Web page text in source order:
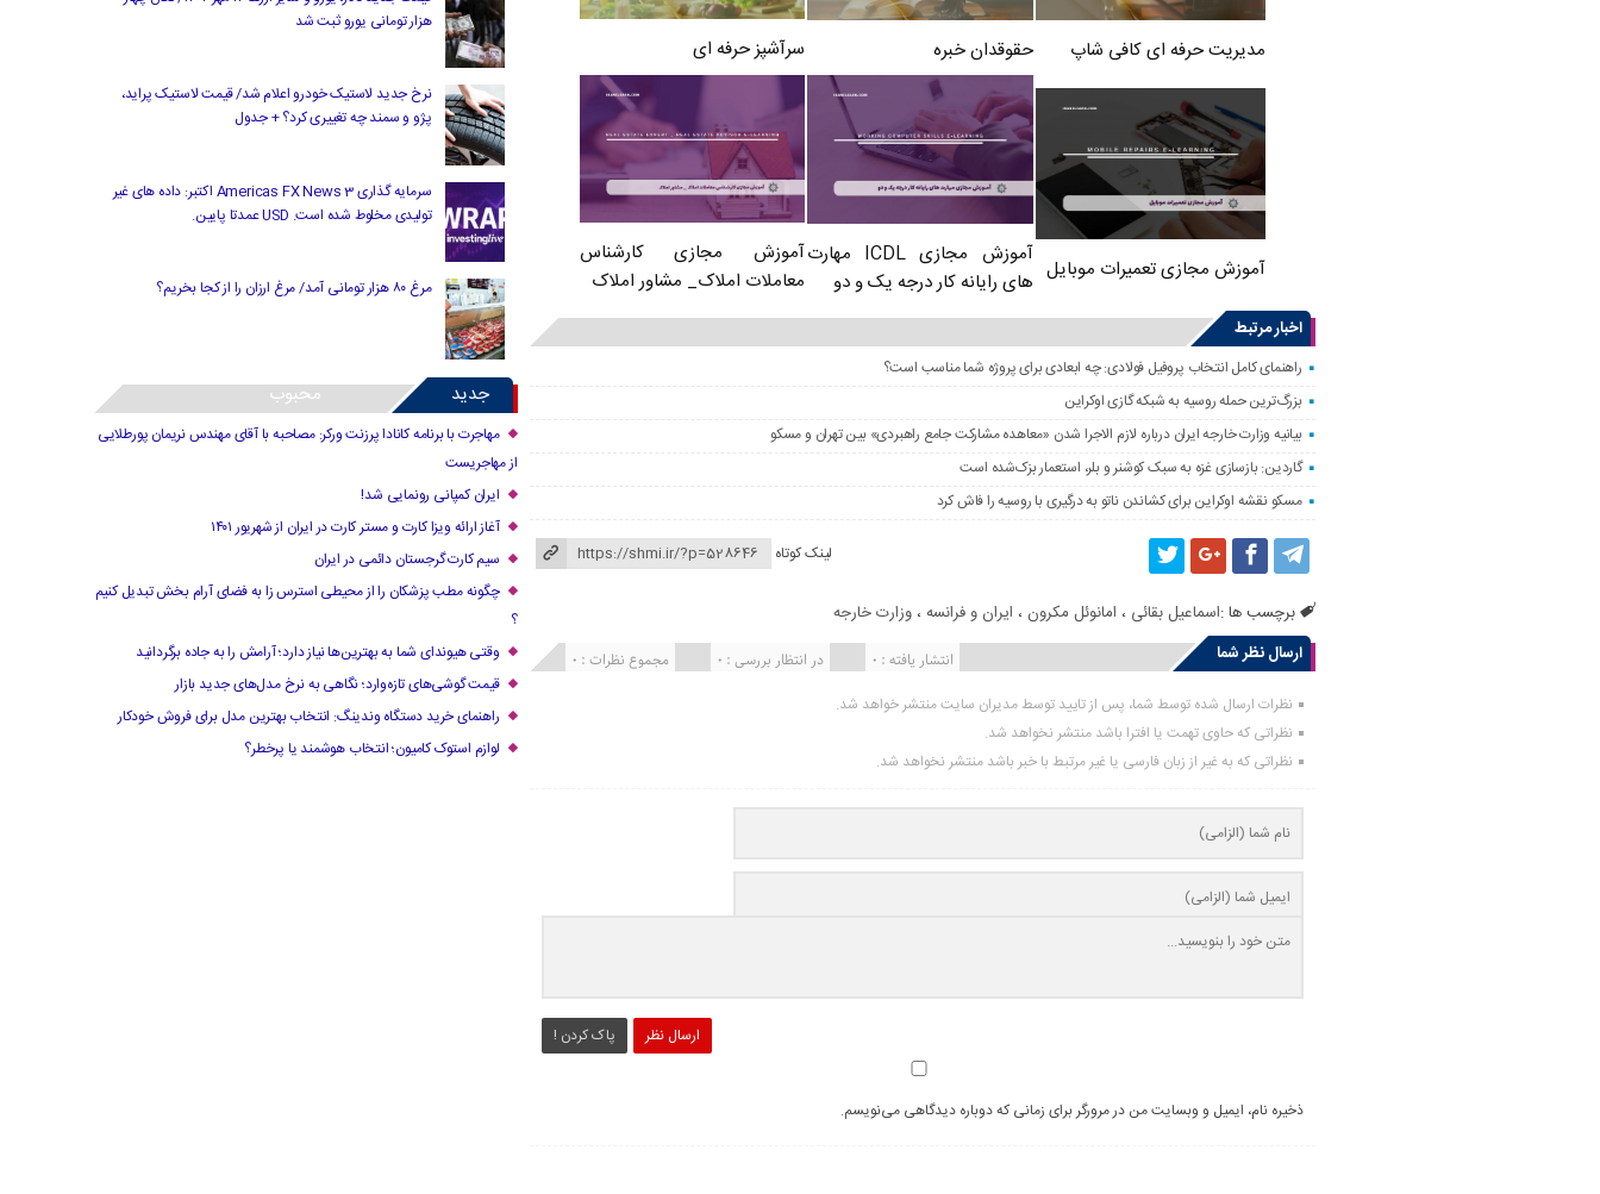
مدیریت حرفه ای کافی شاپ حقوقدان خبره سرآشپز حرفه ای
آموزش مجازی تعمیرات موبایل
آموزش مجازی ICDL مهارت
های رایانه کار درجه یک و دو
آموزش مجازی کارشناس
معاملات املاک_ مشاور املاک
اخبار مرتبط
راهنمای کامل انتخاب پروفیل فولادی: چه ابعادی برای پروژه شما مناسب است؟
بزرگ‌ترین حمله روسیه به شبکه گازی اوکراین
بیانیه وزارت خارجه ایران درباره لازم‌ الاجرا شدن «معاهده مشارکت جامع راهبردی» بین تهران و مسکو
گاردین: بازسازی غزه به سبک کوشنر و بلر، استعمار بزک‌شده است
مسکو نقشه اوکراین برای کشاندن ناتو به درگیری با روسیه را فاش کرد
لینک کوتاه
برچسب ها :اسماعیل بقائی ، امانوئل مکرون ، ایران و فرانسه ،وزارت خارجه
ارسال نظر شما
مجموع نظرات : 0 در انتظار بررسی : 0 انتشار یافته : 0
نظرات ارسال شده توسط شما، پس از تایید توسط مدیران سایت منتشر خواهد شد.
نظراتی که حاوی تهمت یا افترا باشد منتشر نخواهد شد.
نظراتی که به غیر از زبان فارسی یا غیر مرتبط با خبر باشد منتشر نخواهد شد.
ارسال نظر پاک کردن !
ذخیره نام، ایمیل و وبسایت من در مرورگر برای زمانی که دوباره دیدگاهی می‌نویسم.
هزار تومانی یورو ثبت شد
نرخ جدید لاستیک خودرو اعلام شد/ قیمت لاستیک پراید،
پژو و سمند چه تغییری کرد؟ + جدول
سرمایه گذاری Americas FX News 3 اکتبر: داده های غیر
تولیدی مخلوط شده است. USD عمدتا پایین.
مرغ ۸۰ هزار تومانی آمد/ مرغ ارزان را از کجا بخریم؟
جدید محبوب
مهاجرت با برنامه کانادا پرزنت ورکر: مصاحبه با آقای مهندس نریمان پورطلایی
از مهاجریست
ایران کمپانی رونمایی شد!
آغاز ارائه ویزا کارت و مستر کارت در ایران از شهریور ۱۴۰۱
سیم کارت گرجستان دائمی در ایران
چگونه مطب پزشکان را از محیطی استرس زا به فضای آرام بخش تبدیل کنیم
؟
وقتی هیوندای شما به بهترین‌ها نیاز دارد؛ آرامش را به جاده برگردانید
قیمت گوشی‌های تازه‌وارد؛ نگاهی به نرخ مدل‌های جدید بازار
راهنمای خرید دستگاه وندینگ: انتخاب بهترین مدل برای فروش خودکار
لوازم استوک کامیون؛ انتخاب هوشمند یا پرخطر؟